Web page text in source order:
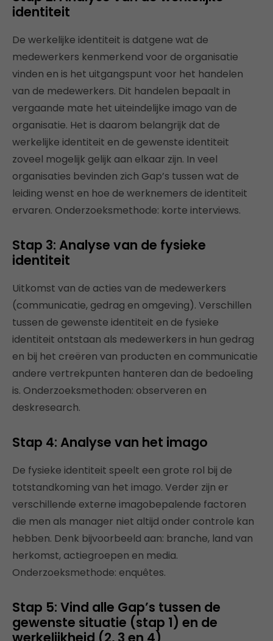
identiteit
De werkelijke identiteit is datgene wat de
medewerkers kenmerkend voor de organisatie
vinden en is het uitgangspunt voor het handelen
van de medewerkers. Dit handelen bepaalt in
vergaande mate het uiteindelijke imago van de
organisatie. Het is daarom belangrijk dat de
werkelijke identiteit en de gewenste identiteit
zoveel mogelijk gelijk aan elkaar zijn. In veel
organisaties bevinden zich Gap’s tussen wat de
leiding wenst en hoe de werknemers de identiteit
ervaren. Onderzoeksmethode: korte interviews.
Stap 3: Analyse van de fysieke
identiteit
Uitkomst van de acties van de medewerkers
(communicatie, gedrag en omgeving). Verschillen
tussen de gewenste identiteit en de fysieke
identiteit ontstaan als medewerkers in hun gedrag
en bij het creëren van producten en communicatie
andere vertrekpunten hanteren dan de bedoeling
is. Onderzoeksmethoden: observeren en
deskresearch.
Stap 4: Analyse van het imago
De fysieke identiteit speelt een grote rol bij de
totstandkoming van het imago. Verder zijn er
verschillende externe imagobepalende factoren
die men als manager niet altijd onder controle kan
hebben. Denk bijvoorbeeld aan: branche, land van
herkomst, actiegroepen en media.
Onderzoeksmethode: enquêtes.
Stap 5: Vind alle Gap’s tussen de
gewenste situatie (stap 1) en de
werkelijkheid (2, 3 en 4)